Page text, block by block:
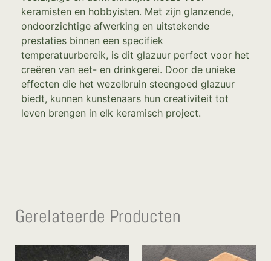
keramisten en hobbyisten. Met zijn glanzende,
ondoorzichtige afwerking en uitstekende
prestaties binnen een specifiek
temperatuurbereik, is dit glazuur perfect voor het
creëren van eet- en drinkgerei. Door de unieke
effecten die het wezelbruin steengoed glazuur
biedt, kunnen kunstenaars hun creativiteit tot
leven brengen in elk keramisch project.
Gerelateerde Producten